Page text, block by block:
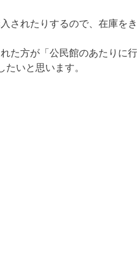
されたりするので、在庫を
た方が「公民館のあたりに
いと思います。